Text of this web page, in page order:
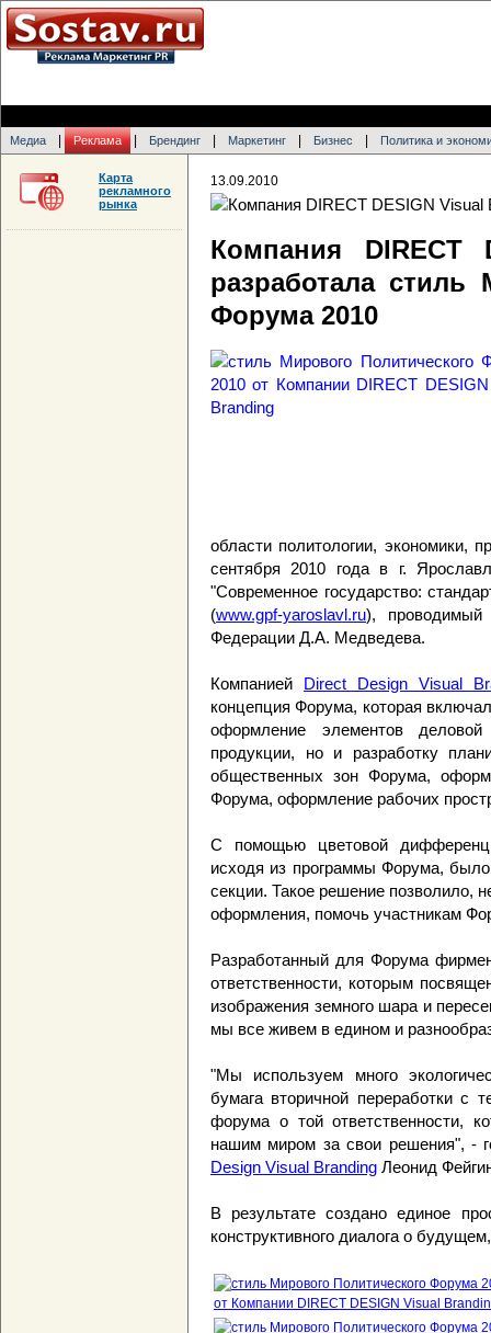
Медиа Реклама Брендинг Маркетинг Бизнес Политика и
13.09.2010
Компания DIRECT
разработала стиль
Форума 2010
области политологии, экономики,
сентября 2010 года в г.
"Современное государство:
(www.gpf-yaroslavl.ru), проводимый
Федерации Д.А. Медведева.
Компанией Direct Design Visual
концепция Форума, которая
оформление элементов
продукции, но и разработку
общественных зон Форума,
Форума, оформление рабочих
С помощью цветовой
исходя из программы Форума,
секции. Такое решение позволило,
оформления, помочь участникам
Разработанный для Форума
ответственности, которым
изображения земного шара и
мы все живем в едином и
"Мы используем много
бумага вторичной переработки с
форума о той ответственности,
нашим миром за свои решения", -
Design Visual Branding Леонид
В результате создано единое
конструктивного диалога о
Карта
рекламного
рынка